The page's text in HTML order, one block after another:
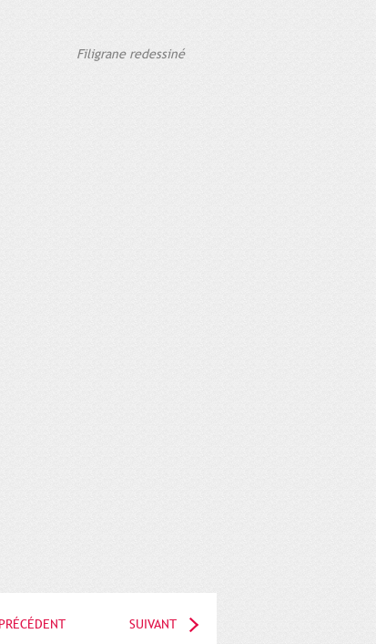
Filigrane redessiné
PRÉCÉDENT SUIVANT